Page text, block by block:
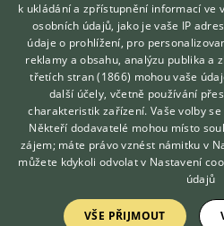
ČLÁNKY
O nás
Kontakt
Možnosti
Podmínky
Zpracování
k ukládání a zpřístupnění informací ve
osobních údajů, jako je vaše IP
údaje o prohlížení, pro
reklamy a obsahu, analýzu publika a
třetích stran (1866) mohou vaše
další účely, včetně používání
charakteristik zařízení. Vaše volby
Někteří dodavatelé mohou místo
zájem; máte právo vznést námitku v
můžete kdykoli odvolat v Nastavení
údajů
VŠE PŘIJMOUT